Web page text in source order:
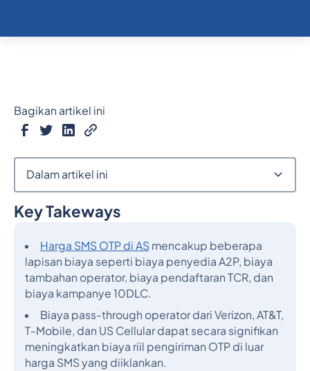
Key Takeways
Harga SMS OTP di ASmencakup beberapa
lapisan biaya seperti biaya penyedia A2P, biaya
tambahan operator, biaya pendaftaran TCR, dan
biaya kampanye 10DLC.
Biaya pass-through operator dari Verizon, AT&T,
T-Mobile, dan US Cellular dapat secara signifikan
meningkatkan biaya riil pengiriman OTP di luar
harga SMS yang diiklankan.
Bagikan artikel ini
Dalam artikel ini
Judul 2